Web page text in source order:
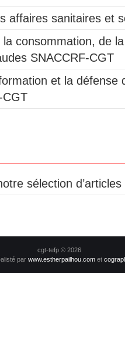
affaires sanitaires et
consommation, de
SNACCRF-CGT
et la défense
CGT
sélection
cgt-tefp © 2026
parwww.estherpailhou.com et